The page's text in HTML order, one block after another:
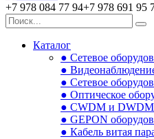
+7 978 084 77 94+7 978 691 95
Каталог
● Сетевое
●
● Сетевое
● Оптическое
● CWDM и DWDM
● GEPON
● Кабель витая